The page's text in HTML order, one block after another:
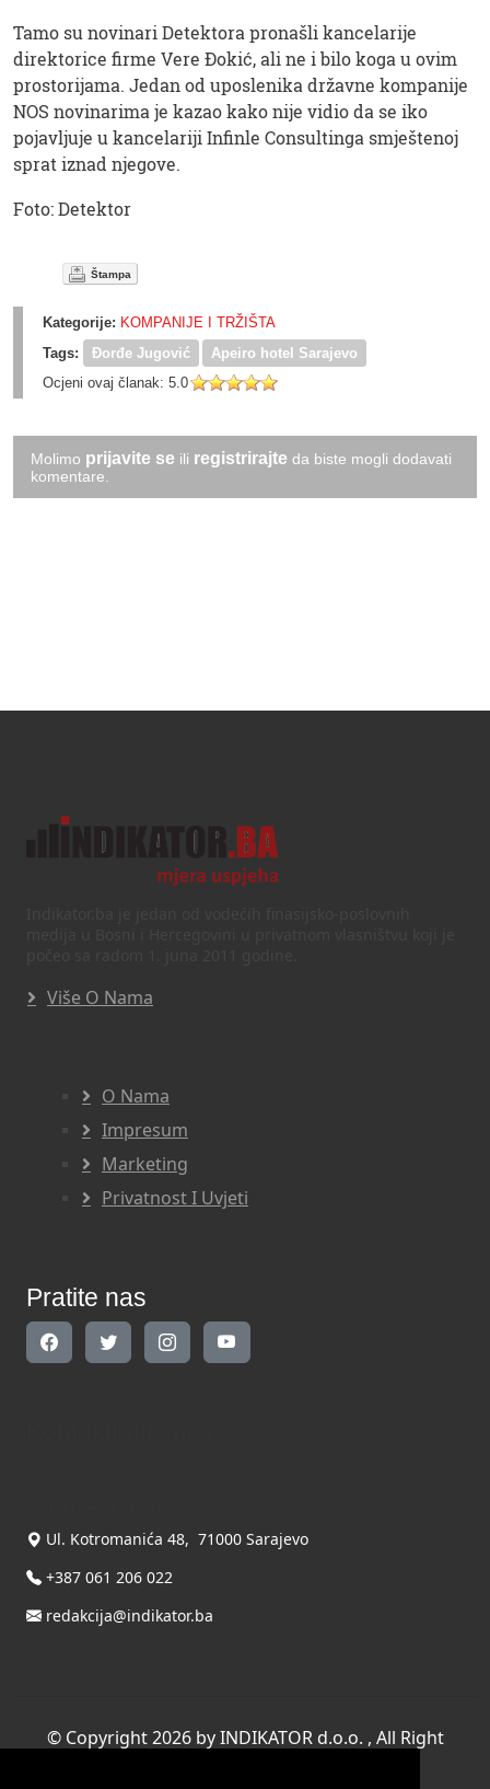
Tamo su novinari Detektora pronašli kancelarije
direktorice firme Vere Đokić, ali ne i bilo koga u ovim
prostorijama. Jedan od uposlenika državne kompanije
NOS novinarima je kazao kako nije vidio da se iko
pojavljuje u kancelariji Infinle Consultinga smještenoj
sprat iznad njegove.
Foto: Detektor
Štampa
Kategorije: KOMPANIJE I TRŽIŠTA
Tags:
Đorđe Jugović
Apeiro hotel Sarajevo
Ocjeni ovaj članak: 5.0
Molimo prijavite se ili registrirajte da biste mogli dodavati
komentare.
Više O Nama
O Nama
Impresum
Marketing
Privatnost I Uvjeti
Pratite nas
Ul. Kotromanića 48, 71000 Sarajevo
+387 061 206 022
redakcija@indikator.ba
© Copyright 2026 by INDIKATOR d.o.o. , All Right